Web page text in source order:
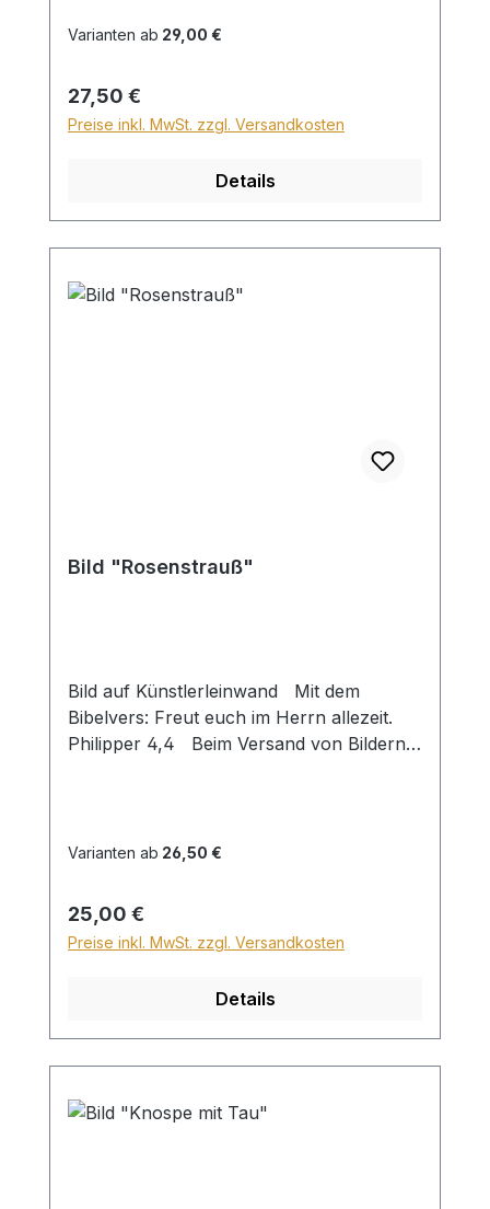
Höhe von 28,99€ berechnet. Für den
Sperrgutzuschlag 30€.
Varianten ab 29,00 €
Regulärer Preis:
27,50 €
Preise inkl. MwSt. zzgl. Versandkosten
Details
Bild "Rosenstrauß"
Bild auf Künstlerleinwand Mit dem
Bibelvers: Freut euch im Herrn allezeit.
Philipper 4,4 Beim Versand von Bildern
Höhe von 28,99€ berechnet. Für den
Sperrgutzuschlag 30€. Bei diesem Bild ist
kein Wunschtext möglich!
Varianten ab 26,50 €
Regulärer Preis:
25,00 €
Preise inkl. MwSt. zzgl. Versandkosten
Details